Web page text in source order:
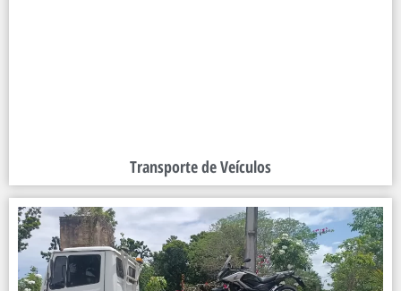
Transporte de Veículos